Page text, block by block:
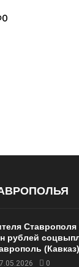
Ставрополя
рублей
(Кавказ)
0